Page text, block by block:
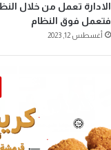
الادارة تعمل من خلال
فتعمل فوق النظام
أغسطس 12, 2023